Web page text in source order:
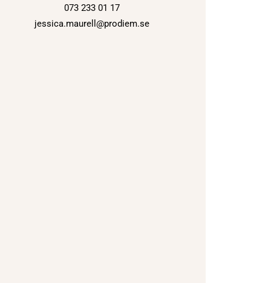
073 233 01 17
jessica.maurell@prodiem.se